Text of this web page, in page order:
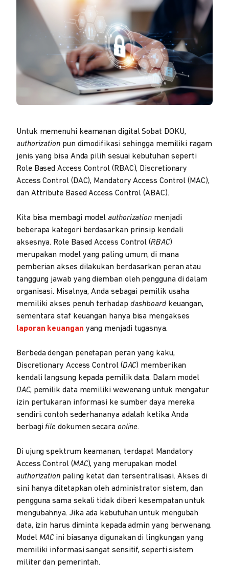
Untuk memenuhi keamanan digital Sobat DOKU,
authorizationpun dimodifikasi sehingga memiliki ragam
jenis yang bisa Anda pilih sesuai kebutuhan seperti
Role Based Access Control (RBAC), Discretionary
Access Control (DAC), Mandatory Access Control (MAC),
dan Attribute Based Access Control (ABAC).
Kita bisa membagi modelauthorization menjadi
beberapa kategori berdasarkan prinsip kendali
aksesnya. Role Based Access Control (RBAC)
merupakan model yang paling umum, di mana
pemberian akses dilakukan berdasarkan peran atau
tanggung jawab yang diemban oleh pengguna di dalam
organisasi. Misalnya, Anda sebagai pemilik usaha
memiliki akses penuh terhadap dashboardkeuangan,
sementara staf keuangan hanya bisa mengakses
laporan keuangan yang menjadi tugasnya.
Berbeda dengan penetapan peran yang kaku,
Discretionary Access Control (DAC) memberikan
kendali langsung kepada pemilik data. Dalam model
DAC, pemilik data memiliki wewenang untuk mengatur
izin pertukaran informasi ke sumber daya mereka
sendiri; contoh sederhananya adalah ketika Anda
berbagi file dokumen secara online.
Di ujung spektrum keamanan, terdapat Mandatory
Access Control (MAC), yang merupakan model
authorizationpaling ketat dan tersentralisasi. Akses di
sini hanya ditetapkan oleh administrator sistem, dan
pengguna sama sekali tidak diberi kesempatan untuk
mengubahnya. Jika ada kebutuhan untuk mengubah
data, izin harus diminta kepada admin yang berwenang.
Model MACini biasanya digunakan di lingkungan yang
memiliki informasi sangat sensitif, seperti sistem
militer dan pemerintah.